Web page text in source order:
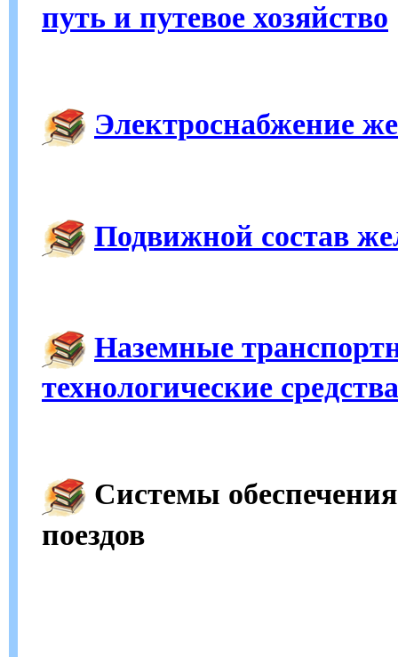
путь и путевое хозяйство
Электроснабжение
Подвижной состав
Наземные
технологические средства
Системы
поездов